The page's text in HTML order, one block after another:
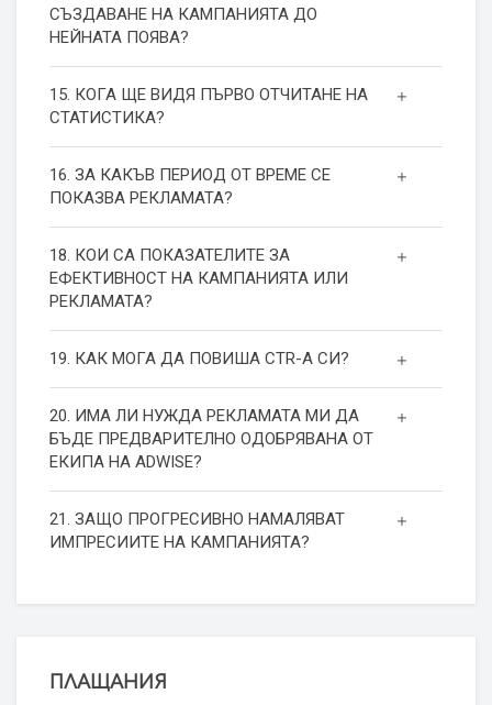
СЪЗДАВАНЕ НА КАМПАНИЯТА ДО
НЕЙНАТА ПОЯВА?
15. КОГА ЩЕ ВИДЯ ПЪРВО ОТЧИТАНЕ НА
СТАТИСТИКА?
16. ЗА КАКЪВ ПЕРИОД ОТ ВРЕМЕ СЕ
ПОКАЗВА РЕКЛАМАТА?
18. КОИ СА ПОКАЗАТЕЛИТЕ ЗА
ЕФЕКТИВНОСТ НА КАМПАНИЯТА ИЛИ
РЕКЛАМАТА?
19. КАК МОГА ДА ПОВИША СТR-А СИ?
20. ИМА ЛИ НУЖДА РЕКЛАМАТА МИ ДА
БЪДЕ ПРЕДВАРИТЕЛНО ОДОБРЯВАНА ОТ
ЕКИПА НА ADWISE?
21. ЗАЩО ПРОГРЕСИВНО НАМАЛЯВАТ
ИМПРЕСИИТЕ НА КАМПАНИЯТА?
ПЛАЩАНИЯ